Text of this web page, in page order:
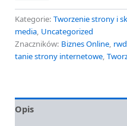
Kategorie: Tworzenie strony i
media, Uncategorized
Znaczników: Biznes Online,
tanie strony internetowe,
Opis